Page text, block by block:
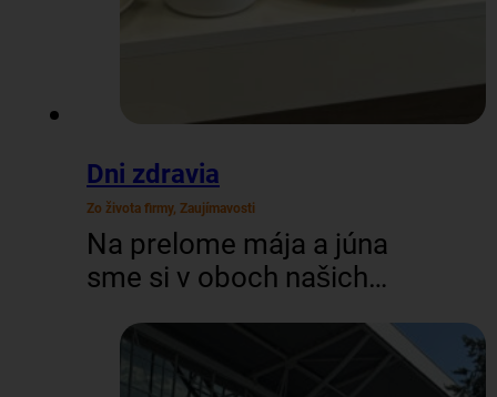
Dni zdravia
Zo života firmy, Zaujímavosti
Na prelome mája a júna
sme si v oboch našich
dopriali trochu
starostlivosti o zdravie. V